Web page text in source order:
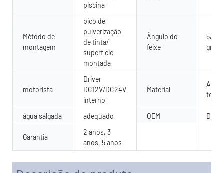
piscina
Método de
montagem
bico de
pulverização
de tinta/
superfície
montada
Ângulo do
feixe
5/10/
grau
motorista
Driver
DC12V/DC24V
interno
Material
Aço
água salgada adequado OEM
Garantia
2 anos, 3
anos, 5 anos